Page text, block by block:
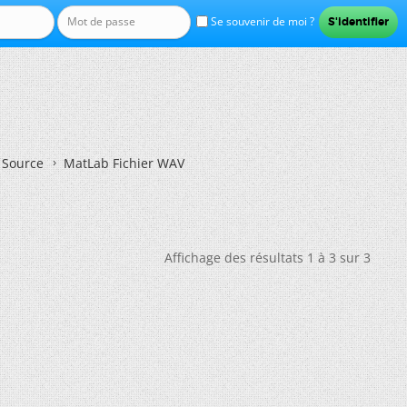
Se souvenir de moi ?
MatLab Fichier WAV
Affichage des résultats 1 à 3 sur 3